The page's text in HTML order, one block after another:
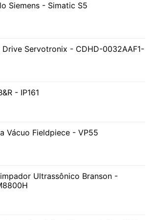
Siemens - Simatic S5
Drive Servotronix - CDHD-0032AAF1-
- IP161
Vácuo Fieldpiece - VP55
Ultrassônico Branson -